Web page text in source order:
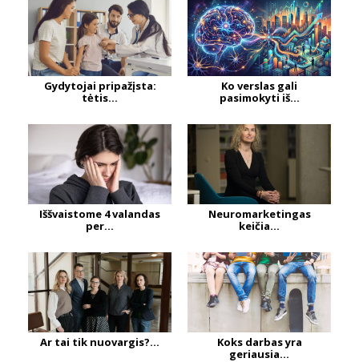
Gydytojai pripažįsta:
tėtis...
Ko verslas gali
pasimokyti iš...
Iššvaistome 4 valandas
per...
Neuromarketingas
keičia...
Ar tai tik nuovargis?...
Koks darbas yra
geriausia...